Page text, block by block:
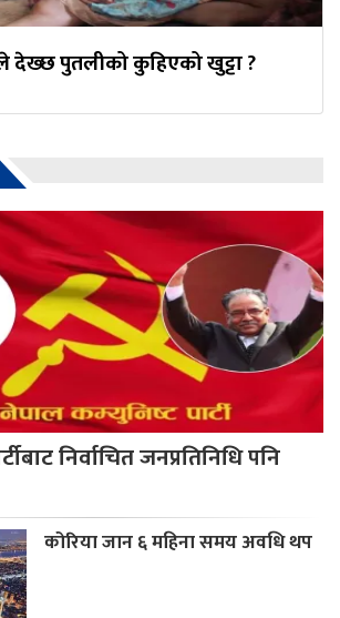
पुतलीको कुहिएको खुट्टा ?
निर्वाचित जनप्रतिनिधि पनि
कोरिया जान ६ महिना समय अवधि थप